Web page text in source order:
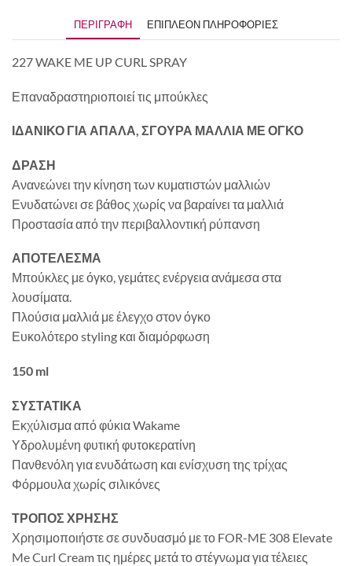
ΠΕΡΙΓΡΑΦΉ ΕΠΙΠΛΈΟΝ ΠΛΗΡΟΦΟΡΊΕΣ
227 WAKE ME UP CURL SPRAY
Επαναδραστηριοποιεί τις μπούκλες
ΙΔΑΝΙΚΟ ΓΙΑ ΑΠΑΛΑ, ΣΓΟΥΡΑ ΜΑΛΛΙΑ ΜΕ ΟΓΚΟ
ΔΡΑΣΗ
Ανανεώνει την κίνηση των κυματιστών μαλλιών
Ενυδατώνει σε βάθος χωρίς να βαραίνει τα μαλλιά
Προστασία από την περιβαλλοντική ρύπανση
ΑΠΟΤΕΛΕΣΜΑ
Μπούκλες με όγκο, γεμάτες ενέργεια ανάμεσα στα
λουσίματα.
Πλούσια μαλλιά με έλεγχο στον όγκο
Ευκολότερο styling και διαμόρφωση
150 ml
ΣΥΣΤΑΤΙΚΑ
Εκχύλισμα από φύκια Wakame
Υδρολυμένη φυτική φυτοκερατίνη
Πανθενόλη για ενυδάτωση και ενίσχυση της τρίχας
Φόρμουλα χωρίς σιλικόνες
ΤΡΟΠΟΣ ΧΡΗΣΗΣ
Χρησιμοποιήστε σε συνδυασμό με το FOR-ME 308 Elevate
Me Curl Cream τις ημέρες μετά το στέγνωμα για τέλειες